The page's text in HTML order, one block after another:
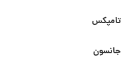
تامپکس
جانسون